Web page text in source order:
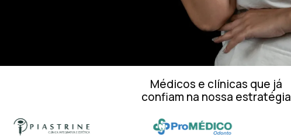
Médicos e clínicas que já
confiam na nossa estratégia